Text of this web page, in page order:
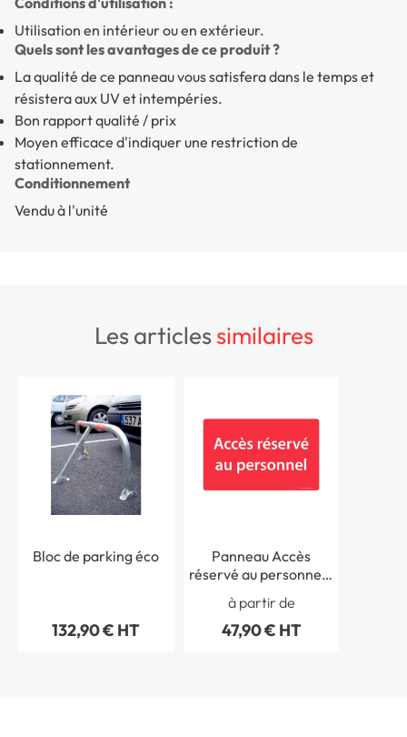
Utilisation en intérieur ou en extérieur.
Quels sont les avantages de ce produit ?
La qualité de ce panneau vous satisfera dans le temps et
résistera aux UV et intempéries.
Bon rapport qualité / prix
Moyen efficace d'indiquer une restriction de
stationnement.
Conditionnement
Vendu à l'unité
les articlessimilaires
Bloc de parking éco
132,90 € HT
Panneau Accès
réservé au personnel -
Fond rouge - H 250 x L
400 mm
à partir de
47,90 € HT